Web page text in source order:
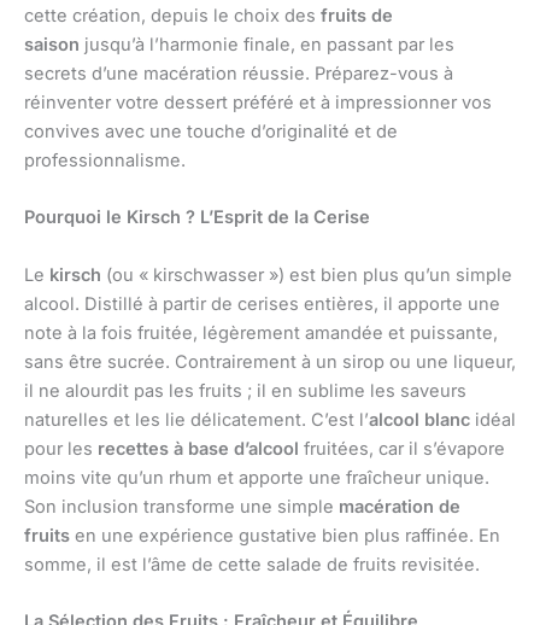
cette création, depuis le choix des fruits de
saison jusqu’à l’harmonie finale, en passant par les
secrets d’une macération réussie. Préparez-vous à
réinventer votre dessert préféré et à impressionner vos
convives avec une touche d’originalité et de
professionnalisme.
Pourquoi le Kirsch ? L’Esprit de la Cerise
Le kirsch (ou « kirschwasser ») est bien plus qu’un simple
alcool. Distillé à partir de cerises entières, il apporte une
note à la fois fruitée, légèrement amandée et puissante,
sans être sucrée. Contrairement à un sirop ou une liqueur,
il ne alourdit pas les fruits ; il en sublime les saveurs
naturelles et les lie délicatement. C’est l’alcool blanc idéal
pour les recettes à base d’alcool fruitées, car il s’évapore
moins vite qu’un rhum et apporte une fraîcheur unique.
Son inclusion transforme une simple macération de
fruits en une expérience gustative bien plus raffinée. En
somme, il est l’âme de cette salade de fruits revisitée.